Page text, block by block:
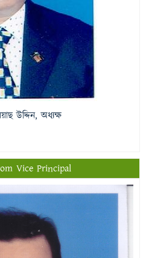
উদ্দিন, অধ্যক্ষ
Vice Principal